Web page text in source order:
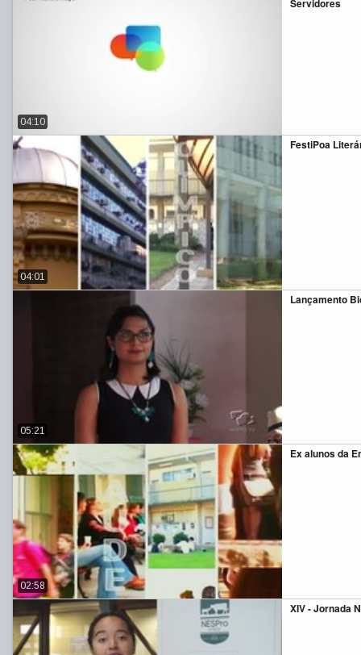
Servidores
04:10
FestiPoa
04:01
Lançamento
05:21
Ex alunos da
02:58
XIV - Jornada